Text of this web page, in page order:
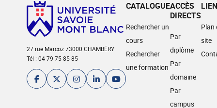
27 rue Marcoz 73000 CHAMBÉRY
Tél : 04 79 75 85 85
CATALOGUE
Rechercher un
cours
Rechercher
une formation
ACCÈS
DIRECTS
Par
diplôme
Par
domaine
Par
campus
Plan
site